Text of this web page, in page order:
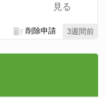
見る
3週間前
削除申請